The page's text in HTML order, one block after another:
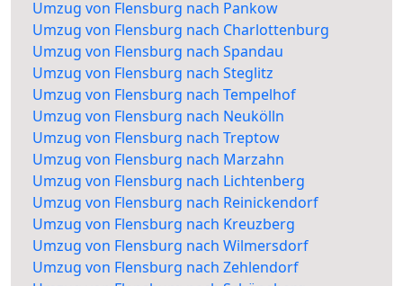
Umzug von Flensburg nach Pankow
Umzug von Flensburg nach Charlottenburg
Umzug von Flensburg nach Spandau
Umzug von Flensburg nach Steglitz
Umzug von Flensburg nach Tempelhof
Umzug von Flensburg nach Neukölln
Umzug von Flensburg nach Treptow
Umzug von Flensburg nach Marzahn
Umzug von Flensburg nach Lichtenberg
Umzug von Flensburg nach Reinickendorf
Umzug von Flensburg nach Kreuzberg
Umzug von Flensburg nach Wilmersdorf
Umzug von Flensburg nach Zehlendorf